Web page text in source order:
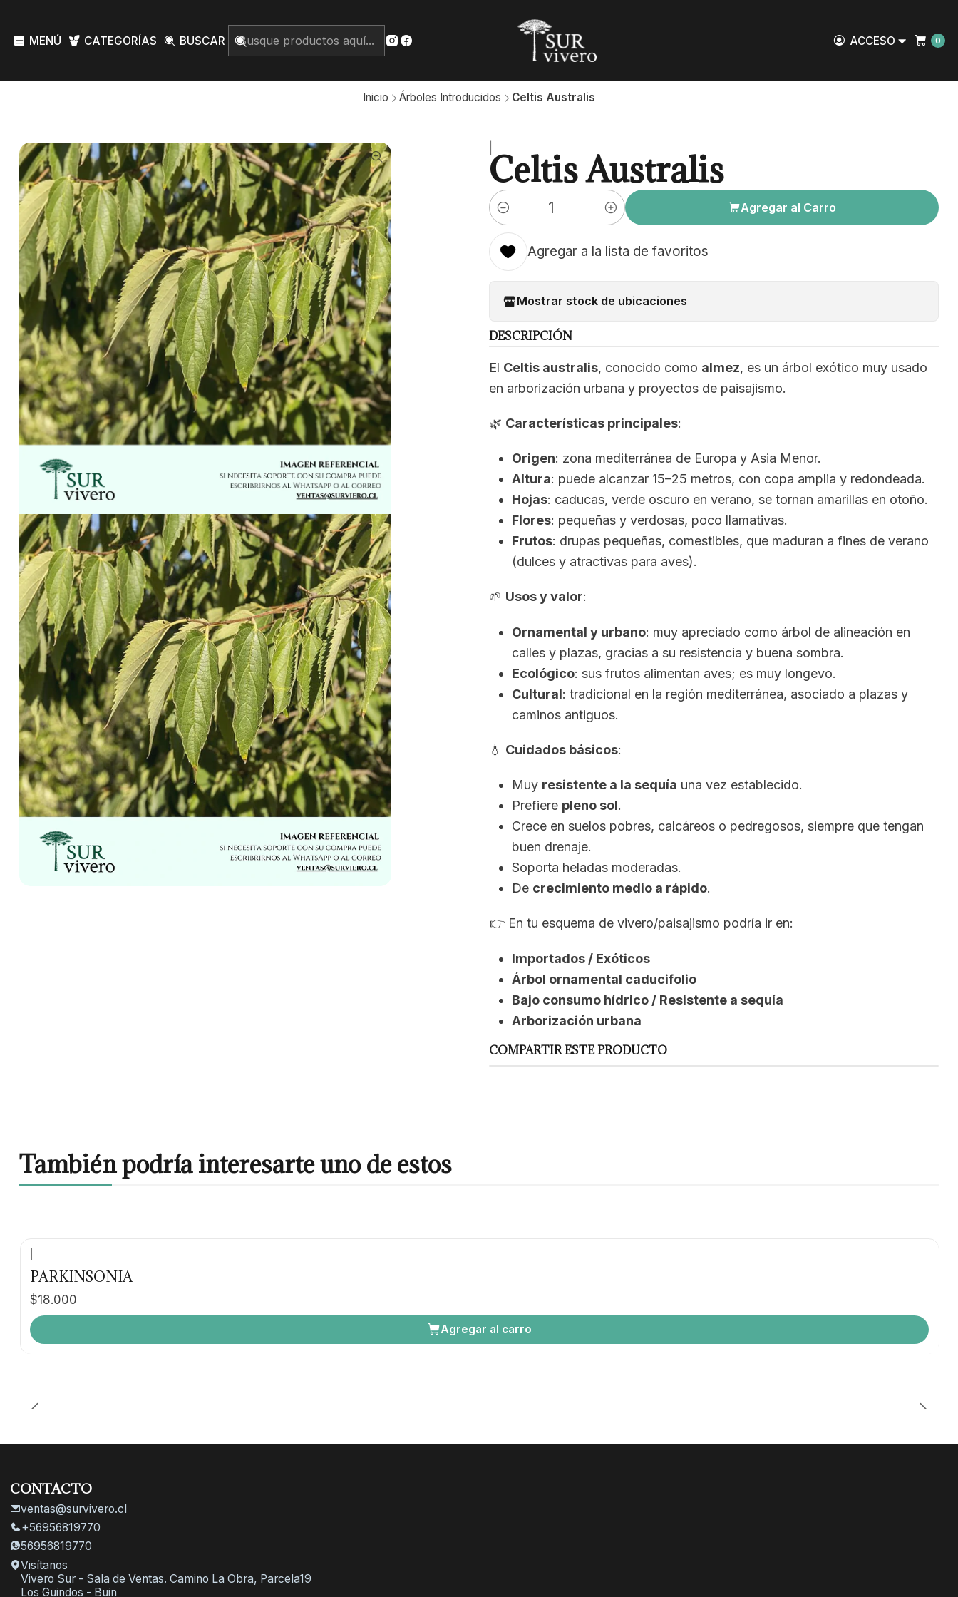
MENÚ CATEGORÍAS BUSCAR ACCESO 0
Inicio Árboles Introducidos Celtis Australis
Celtis Australis
Cantidad
Agregar al Carro
Agregar a la lista de favoritos
Mostrar stock de ubicaciones
DESCRIPCIÓN
El Celtis australis, conocido como almez, es un árbol exótico muy usado
en arborización urbana y proyectos de paisajismo.
🌿 Características principales:
Origen: zona mediterránea de Europa y Asia Menor.
Altura: puede alcanzar 15–25 metros, con copa amplia y redondeada.
Hojas: caducas, verde oscuro en verano, se tornan amarillas en otoño.
Flores: pequeñas y verdosas, poco llamativas.
Frutos: drupas pequeñas, comestibles, que maduran a fines de verano
(dulces y atractivas para aves).
🌱 Usos y valor:
Ornamental y urbano: muy apreciado como árbol de alineación en
calles y plazas, gracias a su resistencia y buena sombra.
Ecológico: sus frutos alimentan aves; es muy longevo.
Cultural: tradicional en la región mediterránea, asociado a plazas y
caminos antiguos.
💧 Cuidados básicos:
Muy resistente a la sequía una vez establecido.
Prefiere pleno sol.
Crece en suelos pobres, calcáreos o pedregosos, siempre que tengan
buen drenaje.
Soporta heladas moderadas.
De crecimiento medio a rápido.
👉 En tu esquema de vivero/paisajismo podría ir en:
Importados / Exóticos
Árbol ornamental caducifolio
Bajo consumo hídrico / Resistente a sequía
Arborización urbana
COMPARTIR ESTE PRODUCTO
También podría interesarte uno de estos
PARKINSONIA
$18.000
Agregar al carro
CONTACTO
ventas@survivero.cl
+56956819770
56956819770
Visítanos
Vivero Sur - Sala de Ventas. Camino La Obra, Parcela19
Los Guindos - Buin